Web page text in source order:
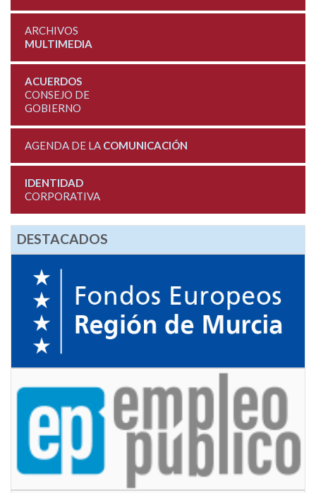
ARCHIVOS
MULTIMEDIA
ACUERDOS
CONSEJO DE
GOBIERNO
AGENDA DE LA COMUNICACIÓN
IDENTIDAD
CORPORATIVA
DESTACADOS